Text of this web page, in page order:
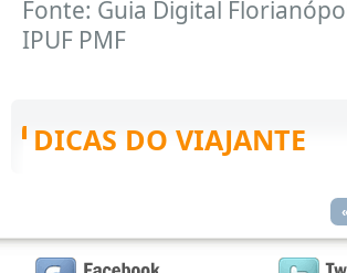
Fonte: Guia Digital
IPUF PMF
DICAS DO VIAJANTE
. . . . . . . . . . . . . . . . . . . . . . . . . . . . . . . . . . . . . . . . . . . . . . . . . . . . . . . . . . . . . . . . . . . . . . . . . . . . . . . . . . . . . . . . . . . . . . . .